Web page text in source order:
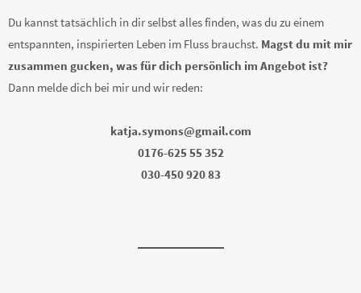
Du kannst tatsächlich in dir selbst alles finden, was du zu einem
entspannten, inspirierten Leben im Fluss brauchst. Magst du mit mir
zusammen gucken, was für dich persönlich im Angebot ist?
Dann melde dich bei mir und wir reden:
katja.symons@gmail.com
0176-625 55 352
030-450 920 83